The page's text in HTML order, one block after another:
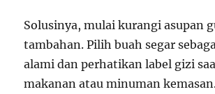
Solusinya, mulai kurangi asupan
tambahan. Pilih buah segar
alami dan perhatikan label gizi
makanan atau minuman